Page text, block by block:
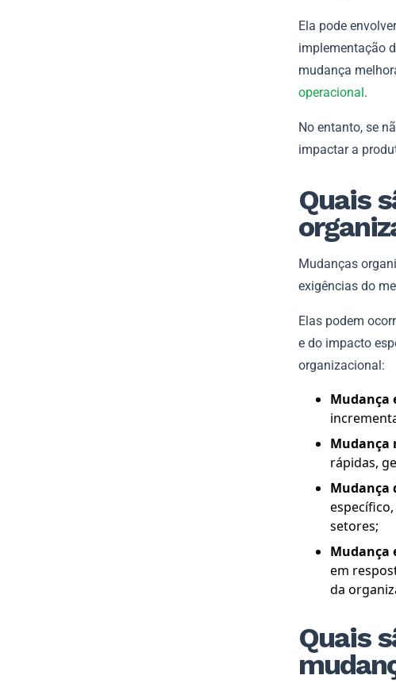
Ela pode
implementação
mudança
operacional .
No entanto, se
impactar a
Quais
Mudanças
exigências do
Elas podem
e do impacto
organizacional:
Mudança
Mudança
rápidas,
Mudança
setores;
Mudança
em
da
Quais